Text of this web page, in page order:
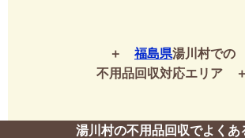
福島県湯川村での
不用品回収対応エリア
湯川村の不用品回収でよくあ